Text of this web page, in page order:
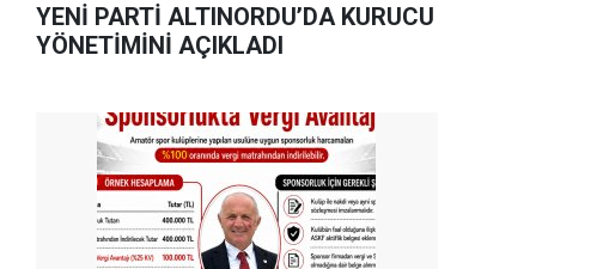
YENİ PARTİ ALTINORDU’DA KURUCU
YÖNETİMİNİ AÇIKLADI